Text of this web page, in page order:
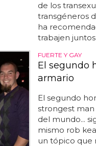
de los
transgéneros
ha
trabajen
FUERTE Y GAY
El segundo
armario
El segundo
strongest man
del mundo...
mismo rob
un tópico que